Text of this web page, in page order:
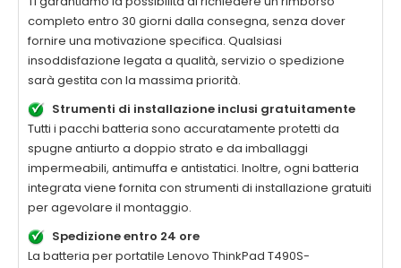
completo entro 30 giorni dalla consegna, senza dover
fornire una motivazione specifica. Qualsiasi
insoddisfazione legata a qualità, servizio o spedizione
sarà gestita con la massima priorità.
Strumenti di installazione inclusi gratuitamente
Tutti i pacchi batteria sono accuratamente protetti da
spugne antiurto a doppio strato e da imballaggi
impermeabili, antimuffa e antistatici. Inoltre, ogni batteria
integrata viene fornita con strumenti di installazione gratuiti
per agevolare il montaggio.
Spedizione entro 24 ore
La batteria per portatile Lenovo ThinkPad T490S-